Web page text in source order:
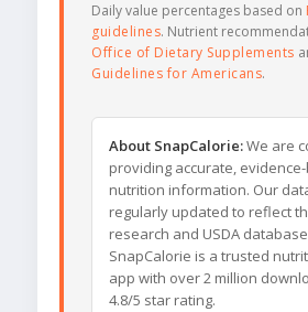
Daily value percentages based on
guidelines. Nutrient
Office of Dietary Supplements
Guidelines for Americans.
About SnapCalorie:We are
providing accurate,
nutrition information. Our
regularly updated to reflect
research and USDA
SnapCalorie is a trusted
app with over 2 million
4.8/5 star rating.